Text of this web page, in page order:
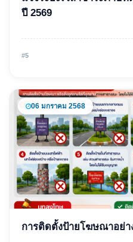
แจ้งระยะเวลา
และสิ่งปลูกสร้
24 มิถุนายน 2569
ปี 2569
#5
06 มกราคม 2568
การติดตั้งป้ายโฆษณาอย่า